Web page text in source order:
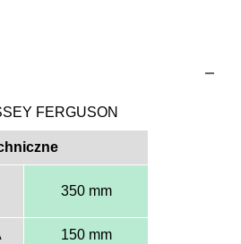
FERGUSON
350 mm
150 mm